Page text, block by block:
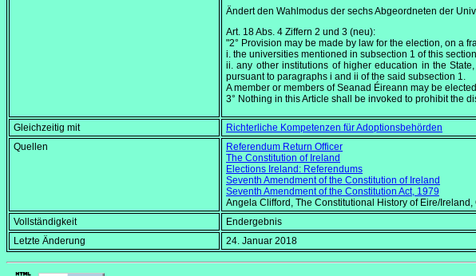
Ändert den Wahlmodus der sechs Abgeordneten der
Art. 18 Abs. 4 Ziffern 2 und 3 (neu):
"2° Provision may be made by law for the election, on a
i. the universities mentioned in subsection 1 of this
ii. any other institutions of higher education in the
pursuant to paragraphs i and ii of the said subsection 1.
A member or members of Seanad Éireann may be
3° Nothing in this Article shall be invoked to prohibit the
Gleichzeitig mit
Richterliche Kompetenzen für Adoptionsbehörden
Quellen
Referendum Return Officer
The Constitution of Ireland
Elections Ireland: Referendums
Seventh Amendment of the Constitution of Ireland
Seventh Amendment of the Constitution Act, 1979
Angela Clifford, The Constitutional History of Eire/Ireland ,
Vollständigkeit
Endergebnis
Letzte Änderung
24. Januar 2018